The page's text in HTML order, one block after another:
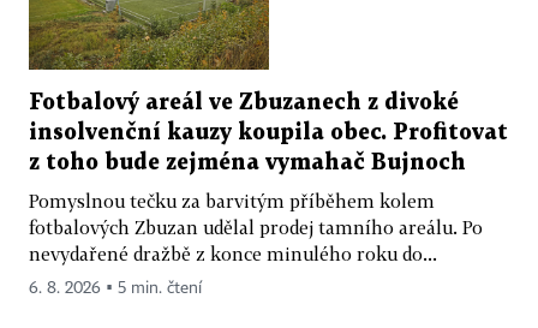
Fotbalový areál ve Zbuzanech z divoké
insolvenční kauzy koupila obec. Profitovat
z toho bude zejména vymahač Bujnoch
Pomyslnou tečku za barvitým příběhem kolem
fotbalových Zbuzan udělal prodej tamního areálu. Po
nevydařené dražbě z konce minulého roku do...
6. 8. 2026 ▪ 5 min. čtení